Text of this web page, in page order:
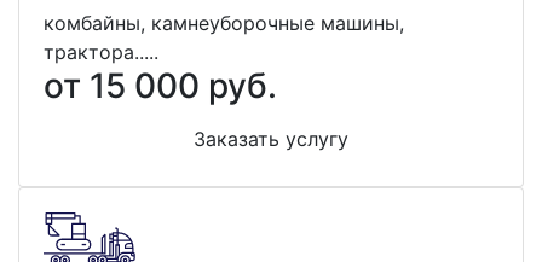
комбайны, камнеуборочные машины,
трактора.....
от 15 000 руб.
Заказать услугу